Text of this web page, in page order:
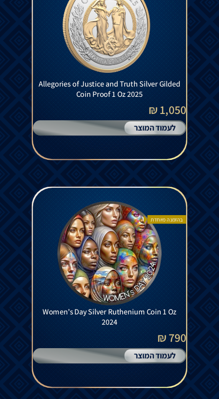
Allegories of Justice and Truth Silver Gilded
Coin Proof 1 Oz 2025
1,050 ₪
לעמוד המוצר
בהזמנה מיוחדת
Women's Day Silver Ruthenium Coin 1 Oz
2024
790 ₪
לעמוד המוצר